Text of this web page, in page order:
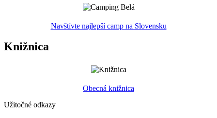
Navštívte najlepší camp na Slovensku
Knižnica
Obecná knižnica
Užitočné odkazy